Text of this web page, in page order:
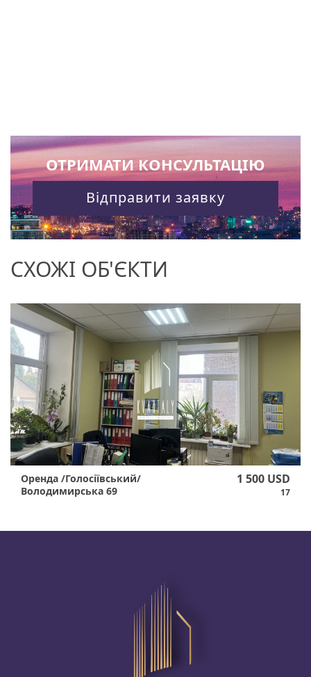
ОТРИМАТИ КОНСУЛЬТАЦІЮ
Відправити заявку
СХОЖІ ОБ'ЄКТИ
Оренда /Голосіївський/
Володимирська 69
1 500 USD
17